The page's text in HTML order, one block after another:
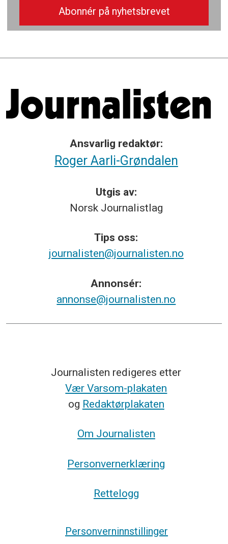
Ansvarlig redaktør:
Roger Aarli-Grøndalen
Utgis av:
Norsk Journalistlag
Tips oss:
journalisten@journalisten.no
Annonsér:
annonse@journalisten.no
Journalisten redigeres etter
Vær Varsom-plakaten
og Redaktørplakaten
Om Journalisten
Personvernerklæring
Rettelogg
Personverninnstillinger